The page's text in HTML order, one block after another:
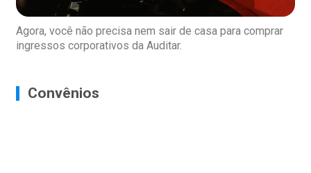
Agora, você não precisa nem sair de casa para comprar
ingressos corporativos da Auditar.
Convênios